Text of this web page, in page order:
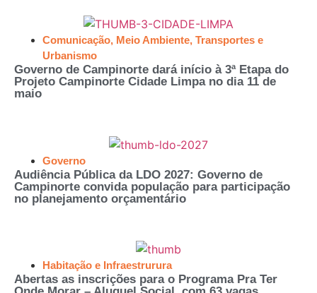
Comunicação, Meio Ambiente, Transportes e
Urbanismo
Governo de Campinorte dará início à 3ª Etapa do
Projeto Campinorte Cidade Limpa no dia 11 de
maio
Governo
Audiência Pública da LDO 2027: Governo de
Campinorte convida população para participação
no planejamento orçamentário
Habitação e Infraestrurura
Abertas as inscrições para o Programa Pra Ter